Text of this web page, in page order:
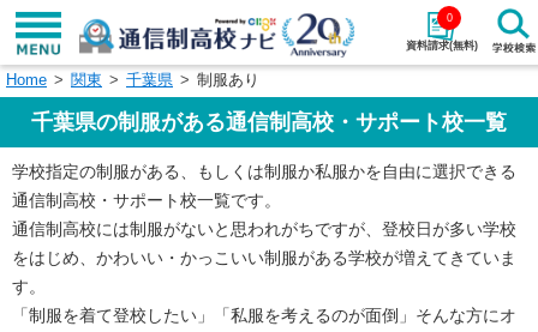
資料請求(無料)
0
学校名で探す
検索
エリアから探す
エリアを選択して探す
関東 北海道・東北
Home 関東 千葉県 制服あり
千葉県の制服がある通信制高校・サポート校一覧
学校指定の制服がある、もしくは制服か私服かを自由に選択できる
通信制高校・サポート校一覧です。
通信制高校には制服がないと思われがちですが、登校日が多い学校
をはじめ、かわいい・かっこいい制服がある学校が増えてきていま
す。
「制服を着て登校したい」「私服を考えるのが面倒」そんな方にオ